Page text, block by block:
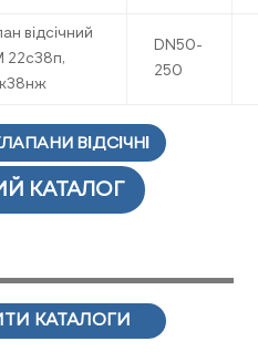
відсічний
22с38п,
DN50-
250
ВІДСІЧНІ
КАТАЛОГ
КАТАЛОГИ